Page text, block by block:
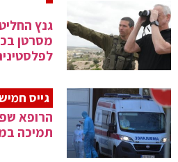
גנץ
מסרטן
גייס
הרופא
תמיכה